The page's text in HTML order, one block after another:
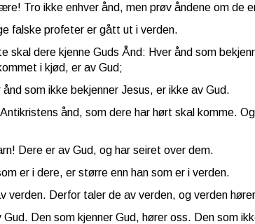
Tro ikke enhver ånd, men prøv åndene om de
falske profeter er gått ut i verden.
skal dere kjenne Guds Ånd: Hver ånd som
i kjød, er av Gud;
ånd som ikke bekjenner Jesus, er ikke av Gud.
ånd, som dere har hørt skal komme.
Dere er av Gud, og har seiret over dem.
er i dere, er større enn han som er i verden.
verden. Derfor taler de av verden, og verden
Gud. Den som kjenner Gud, hører oss. Den som